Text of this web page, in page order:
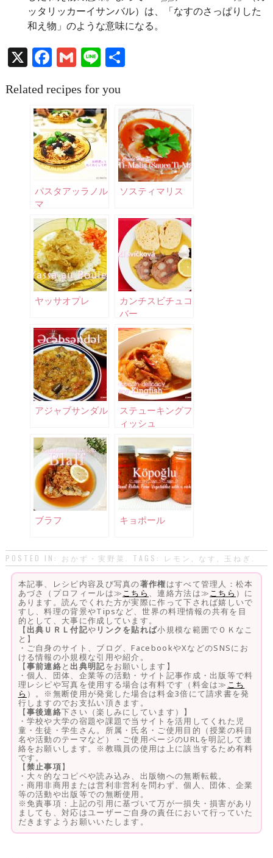
ッタリッカーイサンバル）は、「なすのさっぱりした
和え物」のような意味になる。
X Facebook
Gmail
Line共
Related recipes for you
パスタアッラノル
マ
ソスティマリス
ヤッサオプレ
カンチスビチュコ
バー
アジャブサンダル
ステューキングフ
ィッシュ
ブラフ キョポール
POSTED IN: おかず・実野菜 . TAGS: レモン なす 玉ねぎ
本記事、レシピ内容及び写真の著作権はすべて管理人：松本
あづさ（プロフィールは≫こちら 、連絡方法は≫こちら ）に
あります。読んでくれた方が実際に作って下されば嬉しいで
すし、料理の背景やTipsなど、世界の料理情報の共有を目
的として、大事に作成しています。
【 出典ＵＲＬ付記や リンクを貼れば小規模な範囲でＯＫなこ
と】
・ご自身のサイト、ブログ、FacebookやXなどのSNSにお
ける情報の小規模な引用や紹介。
【事前連絡と 出典明記をお願いします】
・個人、団体、企業等の活動・サイト記事作成・出版等で料
理レシピや写真を使用する場合は有料です（料金は≫ こち
ら ）。※無断使用が発覚した場合は料金3倍にて請求書を発
行しますのでお支払い頂きます。
【事後連絡下さい（楽しみにしています）】
・学校や大学の宿題や課題で当サイトを活用してくれた児
童・生徒・学生さん。所属・氏名・ご使用目的（授業の科目
名や活動のテーマなど）・ご使用ページのURLを明記して連
絡をお願いします。※教職員の使用は上に該当するため有料
です。
【禁止事項】
・大々的なコピペや読み込み、出版物への無断転載。
・商用非商用または営利非営利を問わず、個人、団体、企業
等の活動や出版等での無断使用。
※免責事項：上記の引用に基づいて万が一損失・損害があり
ましても、対応はユーザーご自身の責任において行っていた
だきますようお願いいたします。